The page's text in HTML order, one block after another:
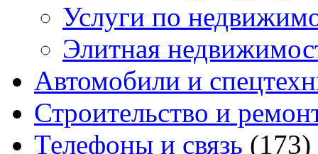
Услуги по
Элитная
Автомобили и
Строительство и
Телефоны и связь (173)